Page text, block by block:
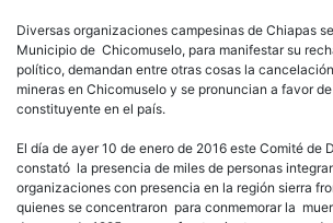
Diversas organizaciones campesinas de Chiapas
Municipio de Chicomuselo, para manifestar su
político, demandan entre otras cosas la
mineras en Chicomuselo y se pronuncian a favor
constituyente en el país.
El día de ayer 10 de enero de 2016 este Comité de
constató la presencia de miles de personas
organizaciones con presencia en la región sierra
quienes se concentraron para conmemorar la